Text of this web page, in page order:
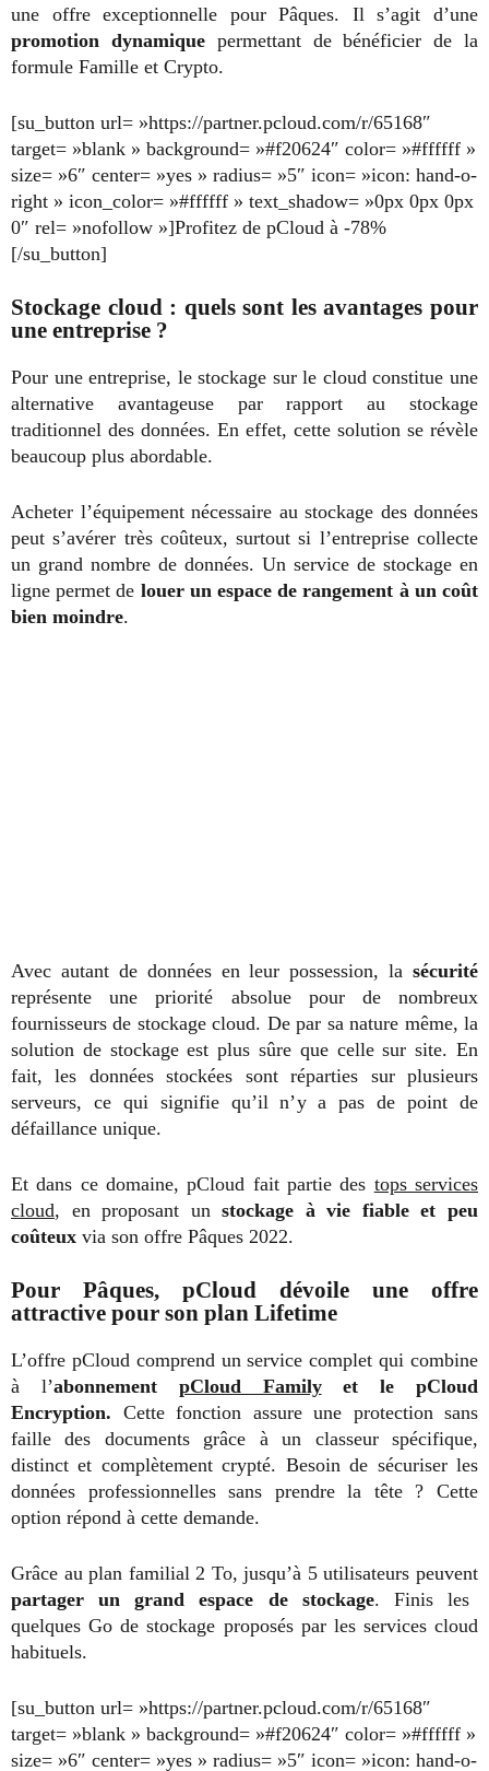
une offre exceptionnelle pour Pâques. Il s’agit d’une
promotion dynamiquepermettant de bénéficier de la
formule Famille et Crypto.
[su_button url= »https://partner.pcloud.com/r/65168″
target= »blank » background= »#f20624″ color= »#ffffff »
size= »6″ center= »yes » radius= »5″ icon= »icon: hand-o-
right » icon_color= »#ffffff » text_shadow= »0px 0px 0px
0″ rel= »nofollow »]Profitez de pCloud à -78%
[/su_button]
Stockage cloud : quels sont les avantages pour
une entreprise ?
Pour une entreprise, le stockage sur le cloud constitue une
alternative avantageuse par rapport au stockage
traditionnel des données. En effet, cette solution se révèle
beaucoup plus abordable.
Acheter l’équipement nécessaire au stockage des données
peut s’avérer très coûteux, surtout si l’entreprise collecte
un grand nombre de données. Un service de stockage en
ligne permet de louer un espace de rangement à un coût
bien moindre.
Avec autant de données en leur possession, la sécurité
représente une priorité absolue pour de nombreux
fournisseurs de stockage cloud. De par sa nature même, la
solution de stockage est plus sûre que celle sur site. En
fait, les données stockées sont réparties sur plusieurs
serveurs, ce qui signifie qu’il n’y a pas de point de
défaillance unique.
Et dans ce domaine, pCloud fait partie des tops services
cloud, en proposant unstockage à vie fiable et peu
coûteux via son offre Pâques 2022.
Pour Pâques, pCloud dévoile une offre
attractive pour son plan Lifetime
L’offre pCloud comprend un service complet qui combine
à l’abonnement pCloud Familyet le pCloud
Encryption. Cette fonction assure une protection sans
faille des documents grâce à un classeur spécifique,
distinct et complètement crypté. Besoin de sécuriser les
données professionnelles sans prendre la tête ? Cette
option répond à cette demande.
Grâce au plan familial 2 To, jusqu’à 5 utilisateurs peuvent
partager un grand espace de stockage. Finis les
quelques Go de stockage proposés par les services cloud
habituels.
[su_button url= »https://partner.pcloud.com/r/65168″
target= »blank » background= »#f20624″ color= »#ffffff »
size= »6″ center= »yes » radius= »5″ icon= »icon: hand-o-